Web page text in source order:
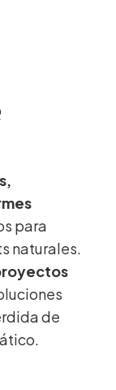
para
naturales.
de